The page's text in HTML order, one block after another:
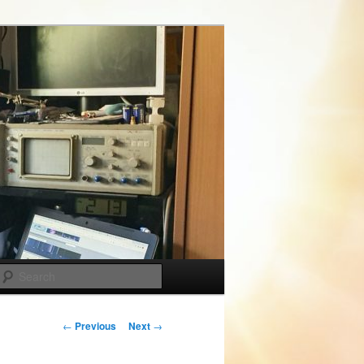
Post
← Previous Next →